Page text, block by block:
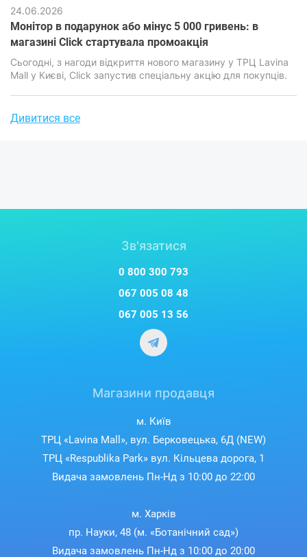
сервісами та локальними накопичувачами стоїть особливо
гостро.
24.06.2026
Монітор в подарунок або мінус 5 000 гривень: в
магазині Click стартувала промоакція
​​​​​​​Сьогодні, з нагоди відкриття нового магазину у ТРЦ Lavina
Mall у Києві, Click запустив спеціальну акцію для покупців.
Дивитися все
Зв'язатися
0 800 300 793
067 005 08 48
067 005 13 56
Магазини продавця
м. Київ
ТРЦ «Lavina Mall», вул. Берковецька, 6Д (NEW)
ТРЦ «Respublika Park» вул. Кільцева дорога, 1
Видача замовлень Пн-Нд з 10:00 до 22:00
м. Харків
пр. Науки, 48 (м. «Ботанічний сад»)
Видача замовлень Пн-Нд з 10:00 до 20:00